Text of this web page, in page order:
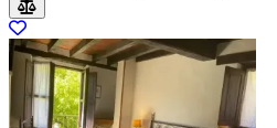
Resultados del listado